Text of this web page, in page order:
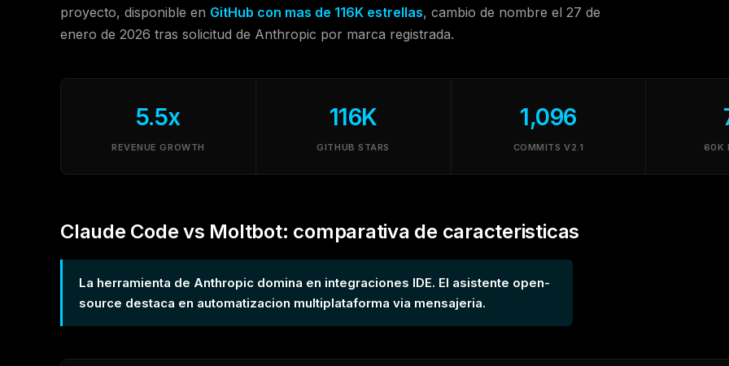
proyecto, disponible en GitHub con mas de 116K estrellas, cambio de nombre el 27 de
enero de 2026 tras solicitud de Anthropic por marca registrada.
5.5x
REVENUE GROWTH
116K
GITHUB STARS
1,096
COMMITS V2.1 60K
Claude Code vs Moltbot: comparativa de caracteristicas
La herramienta de Anthropic domina en integraciones IDE. El asistente open-
source destaca en automatizacion multiplataforma via mensajeria.